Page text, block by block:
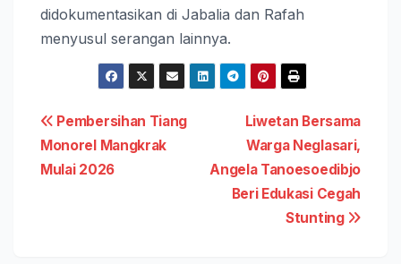
didokumentasikan di Jabalia dan Rafah
menyusul serangan lainnya.
Navigasi
pos
Liwetan Bersama
Warga Neglasari,
Angela Tanoesoedibjo
Beri Edukasi Cegah
Stunting
Pembersihan Tiang
Monorel Mangkrak
Mulai 2026